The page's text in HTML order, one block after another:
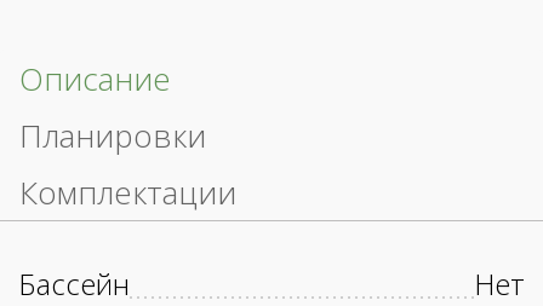
Описание
Планировки
Комплектации
Бассейн
Нет